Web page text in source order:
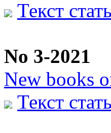
Текст
No 3-2021
New books
Текст